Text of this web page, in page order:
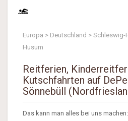
Europa > Deutschland >
Husum
Reitferien,
Kutschfahrten auf
Sönnebüll
Das kann man alles bei uns